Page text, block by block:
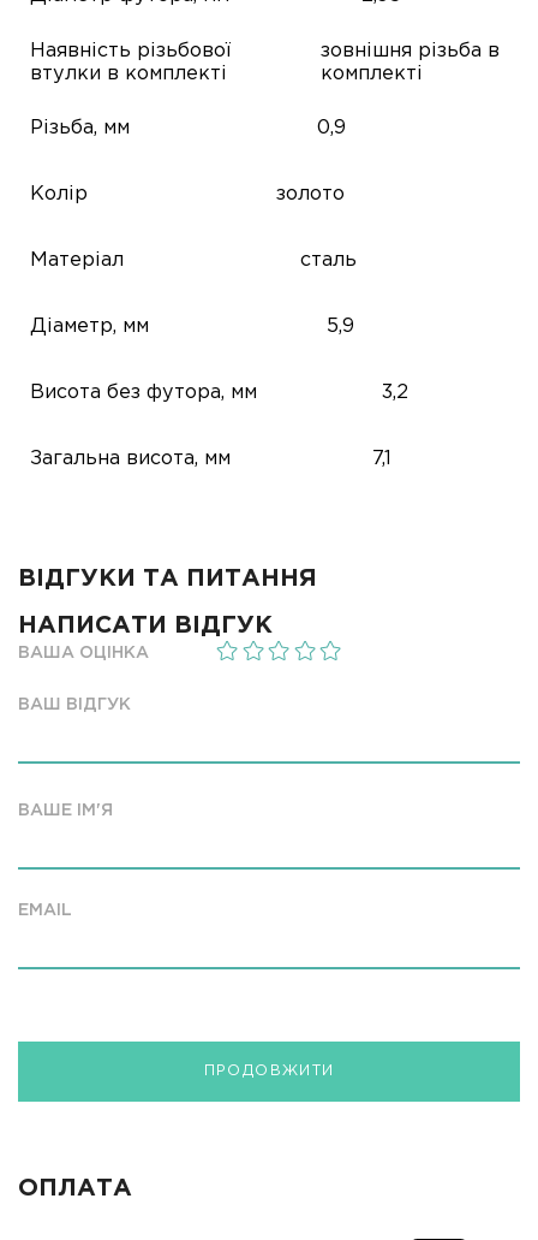
Наявність різьбової
втулки в комплекті
зовнішня різьба в
комплекті
Різьба, мм 0,9
Колір золото
Матеріал сталь
Діаметр, мм 5,9
Висота без футора, мм 3,2
Загальна висота, мм 7,1
ВІДГУКИ ТА ПИТАННЯ
НАПИСАТИ ВІДГУК
ВАША ОЦІНКА
ВАШ ВІДГУК
ВАШЕ ІМ'Я
EMAIL
ПРОДОВЖИТИ
ОПЛАТА